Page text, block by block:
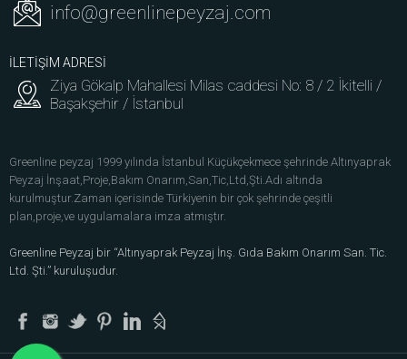
info@greenlinepeyzaj.com
İLETİŞİM ADRESİ
Ziya Gökalp Mahallesi Milas caddesi No: 8 / 2 İkitelli /
Başakşehir / İstanbul
Greenline peyzaj 1999 yılında İstanbul Küçükçekmece şehrinde Altınyaprak
Peyzaj İnşaat,Proje,Bakım Onarım,San,Tic,Ltd,Şti.Adı altında
kurulmuştur.Zaman içerisinde Türkiyenin bir çok şehrinde çeşitli
plan,proje,ve uygulamalara imza atmıştır.
Greenline Peyzaj bir “Altınyaprak Peyzaj İnş. Gıda Bakım Onarım San. Tic.
Ltd. Şti.” kuruluşudur.